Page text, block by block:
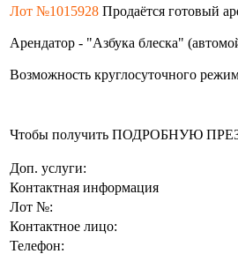
Лот №1015928 Продаётся готовый
Арендатор - "Азбука блеска"
Возможность круглосуточного
Чтобы получить ПОДРОБНУЮ
Доп. услуги:
Контактная информация
Лот №:
Контактное лицо:
Телефон: